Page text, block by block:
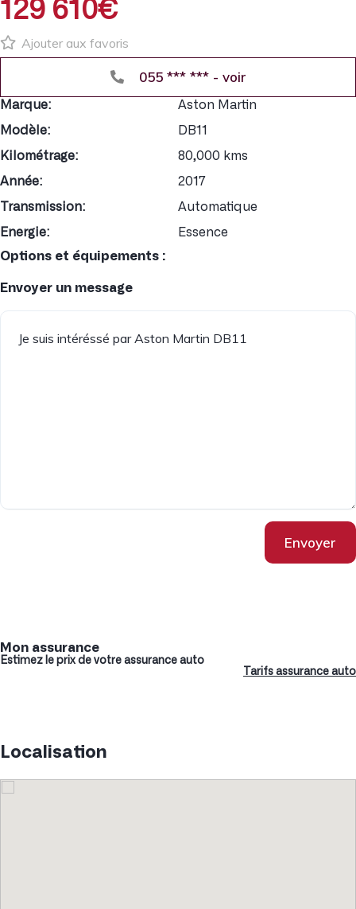
129 610€
Ajouter aux favoris
055 *** *** - voir
Marque:
Aston Martin
Modèle:
DB11
Kilométrage:
80,000 kms
Année:
2017
Transmission:
Automatique
Energie:
Essence
Options et équipements :
Envoyer un message
Envoyer
Mon assurance
Estimez le prix de votre assurance auto
Tarifs assurance auto
Localisation